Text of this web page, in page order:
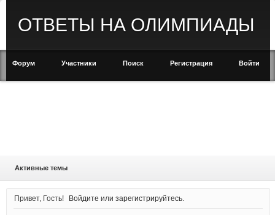
ОТВЕТЫ НА ОЛИМПИАДЫ
Форум Участники Поиск Регистрация Войти
Активные темы
Привет, Гость! Войдите илизарегистрируйтесь